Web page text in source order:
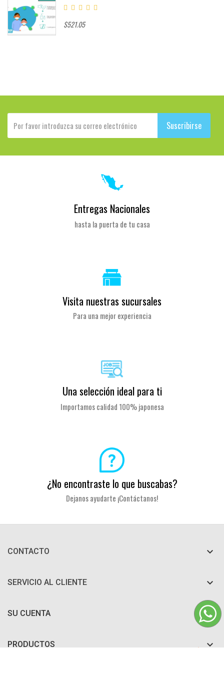
$521.05
Suscribirse
Entregas Nacionales
hasta la puerta de tu casa
Visita nuestras sucursales
Para una mejor experiencia
Una selección ideal para ti
Importamos calidad 100% japonesa
¿No encontraste lo que buscabas?
Dejanos ayudarte ¡Contáctanos!
CONTACTO 
SERVICIO AL CLIENTE 
SU CUENTA 
PRODUCTOS 